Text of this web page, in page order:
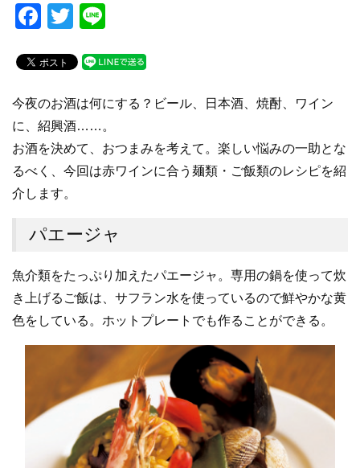
F
c
e
b
o
o
k
T
tt
er
e
今夜のお酒は何にする？ビール、日本酒、焼酎、ワイン
に、紹興酒……。
お酒を決めて、おつまみを考えて。楽しい悩みの一助とな
るべく、今回は赤ワインに合う麺類・ご飯類のレシピを紹
介します。
パエージャ
魚介類をたっぷり加えたパエージャ。専用の鍋を使って炊
き上げるご飯は、サフラン水を使っているので鮮やかな黄
色をしている。ホットプレートでも作ることができる。